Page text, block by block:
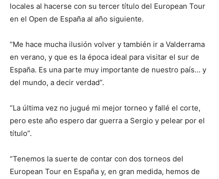
locales al hacerse con su tercer título del European Tour
en el Open de España al año siguiente.
“Me hace mucha ilusión volver y también ir a Valderrama
en verano, y que es la época ideal para visitar el sur de
España. Es una parte muy importante de nuestro país… y
del mundo, a decir verdad”.
“La última vez no jugué mi mejor torneo y fallé el corte,
pero este año espero dar guerra a Sergio y pelear por el
título”.
“Tenemos la suerte de contar con dos torneos del
European Tour en España y, en gran medida, hemos de